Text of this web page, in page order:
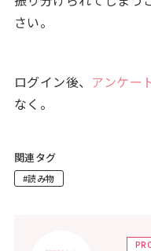
さい。
ログイン後、 アンケー
なく。
関連タグ
#読み物